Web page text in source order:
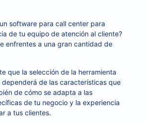
software para call center para
de tu equipo de atención al cliente?
enfrentes a una gran cantidad de
que la selección de la herramienta
de las características que
de cómo se adapta a las
de tu negocio y la experiencia
a tus clientes.